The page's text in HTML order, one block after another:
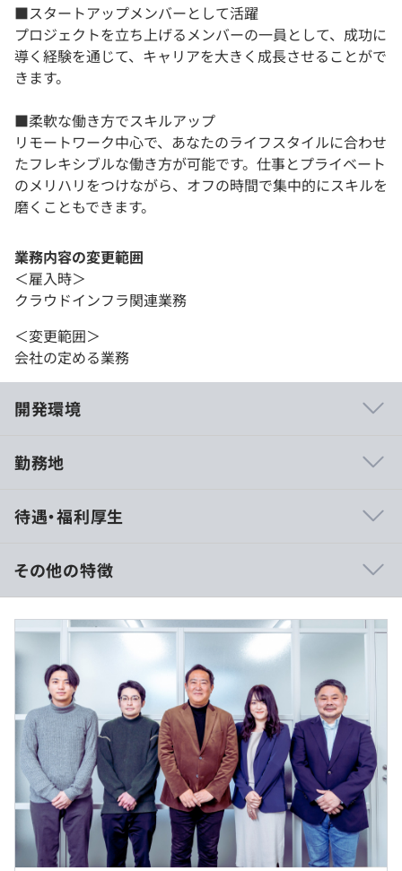
■スタートアップメンバーとして活躍
プロジェクトを立ち上げるメンバーの一員として、成功に
導く経験を通じて、キャリアを大きく成長させることがで
きます。
■柔軟な働き方でスキルアップ
リモートワーク中心で、あなたのライフスタイルに合わせ
たフレキシブルな働き方が可能です。仕事とプライベート
のメリハリをつけながら、オフの時間で集中的にスキルを
磨くこともできます。
業務内容の変更範囲
＜雇入時＞
クラウドインフラ関連業務
＜変更範囲＞
会社の定める業務
開発環境
◆Azure OpenAI Serviceを利用した企業専用生成AIインテ
企業内ナレッジを活用した企業専用「生成AIアプリ」環境
を構築することで、企業のDXを急激に加速させます。
Azure OpenAI Serviceの導入から独自アプリの開発、社
内活用までをワンストップでサポートいたします。
《導入事例》
①営業部門：営業チャットボット
自動化された営業チャットボットを導入することで、24/7
の顧客対応が可能になる。これにより、顧客満足度を向上
させ、同時に営業チームの負荷を軽減できます。
②CS部門：問い合わせ自動応答
ChatGPTを用いて顧客からの一般的な問い合わせに自動
的に応答。これにより24時間365日対応が可能となり、顧
客満足度向上に寄与します。
勤務地
待遇・福利厚生
応募資格【1】を満たす方／想定年収：450万円～550万円
月給：37万9,303 円～45万8,450 円
基本給：28万0,640 円～33万9,200 円
固定残業代：9万8,663円 ～11万9,250 円（固定残業時
間／月：45時間0分）
※固定残業時間45時間超えは追加の支払い対象となりま
す（45時間には平日、休日、深夜などの所定外労働時間
も含む）
応募資格【1】かつ【２】を満たす方／想定年収：600万
円～750万円
月給：50万0,186 円～62万5,179 円
基本給：37万0,080 円～46万2,560 円
その他の特徴